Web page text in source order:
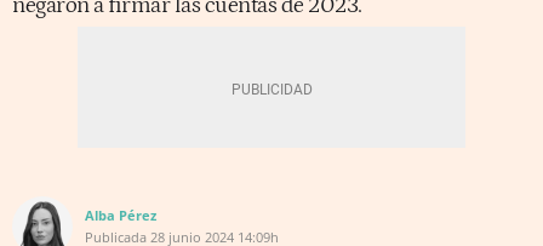
negaron a firmar las cuentas de 2023.
Alba Pérez
Publicada 28 junio 2024 14:09h